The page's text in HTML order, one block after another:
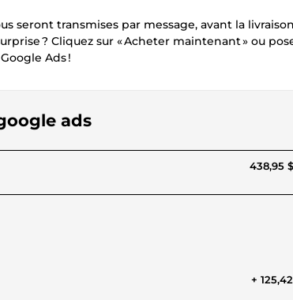
seront transmises par message, avant la
? Cliquez sur « Acheter maintenant » ou
Ads !
ads
438,95
+